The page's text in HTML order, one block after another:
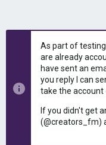
As part of
are already
have sent an
you reply I can
take the account
If you didn't get
(@creators_fm)